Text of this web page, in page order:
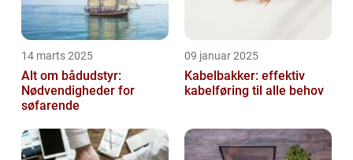
14 marts 2025
Alt om bådudstyr:
Nødvendigheder for
søfarende
09 januar 2025
Kabelbakker: effektiv
kabelføring til alle behov